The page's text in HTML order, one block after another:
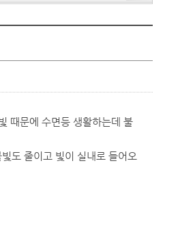
때문에 수면등 생활하는데 불
도 줄이고 빛이 실내로 들어오